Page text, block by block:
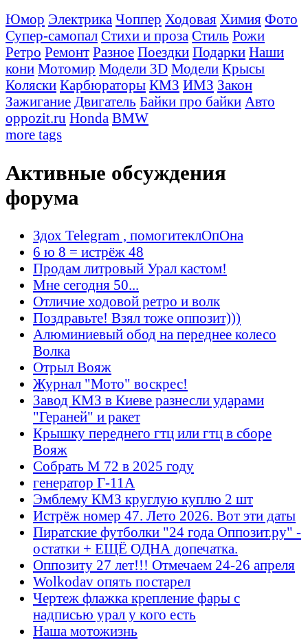
Юмор Электрика Чоппер Ходовая Химия Фото
Супер-самопал Стихи и проза Стиль Рожи
Ретро Ремонт Разное Поездки Подарки Наши
кони Мотомир Модели 3D Модели Крысы
Коляски Карбюраторы КМЗ ИМЗ Закон
Зажигание Двигатель Байки про байки Авто
oppozit.ru Honda BMW
more tags
Активные обсуждения
форума
Здох Telegram , помогитеклОпОна
6 ю 8 = истрёж 48
Продам литровый Урал кастом!
Мне сегодня 50...
Отличие ходовой ретро и волк
Поздравьте! Взял тоже оппозит)))
Алюминиевый обод на переднее колесо
Волка
Отрыл Вояж
Журнал "Мото" воскрес!
Завод КМЗ в Киеве разнесли ударами
"Гераней" и ракет
Крышку переднего гтц или гтц в сборе
Вояж
Собрать М 72 в 2025 году
генератор Г-11А
Эмблему КМЗ круглую куплю 2 шт
Истрёж номер 47. Лето 2026. Вот эти даты
Пиратские футболки "24 года Оппозит.ру" -
остатки + ЕЩЁ ОДНА допечатка.
Оппозиту 27 лет!!! Отмечаем 24-26 апреля
Wolkodav опять постарел
Чертеж флажка крепление фары с
надписью урал у кого есть
Наша мотожизнь